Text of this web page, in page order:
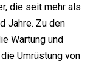
die seit mehr als
Jahre. Zu den
Wartung und
Umrüstung von